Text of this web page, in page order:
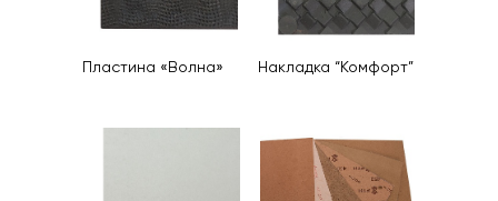
Пластина «Волна» Накладка “Комфорт”